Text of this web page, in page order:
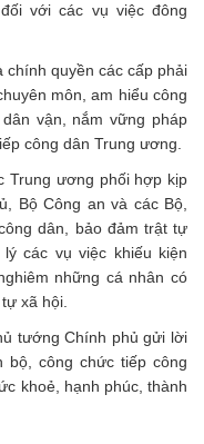
với các vụ việc đông
chính quyền các cấp phải
môn, am hiểu công
vận, nắm vững pháp
công dân Trung ương.
Trung ương phối hợp kịp
Bộ Công an và các Bộ,
dân, bảo đảm trật tự
các vụ việc khiếu kiện
những cá nhân có
xã hội.
tướng Chính phủ gửi lời
bộ, công chức tiếp công
khoẻ, hạnh phúc, thành